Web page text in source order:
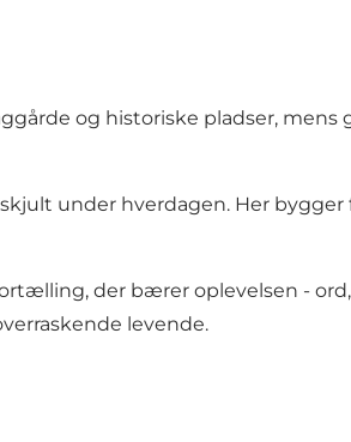
og historiske pladser,
under hverdagen. Her
der bærer oplevelsen -
levende.